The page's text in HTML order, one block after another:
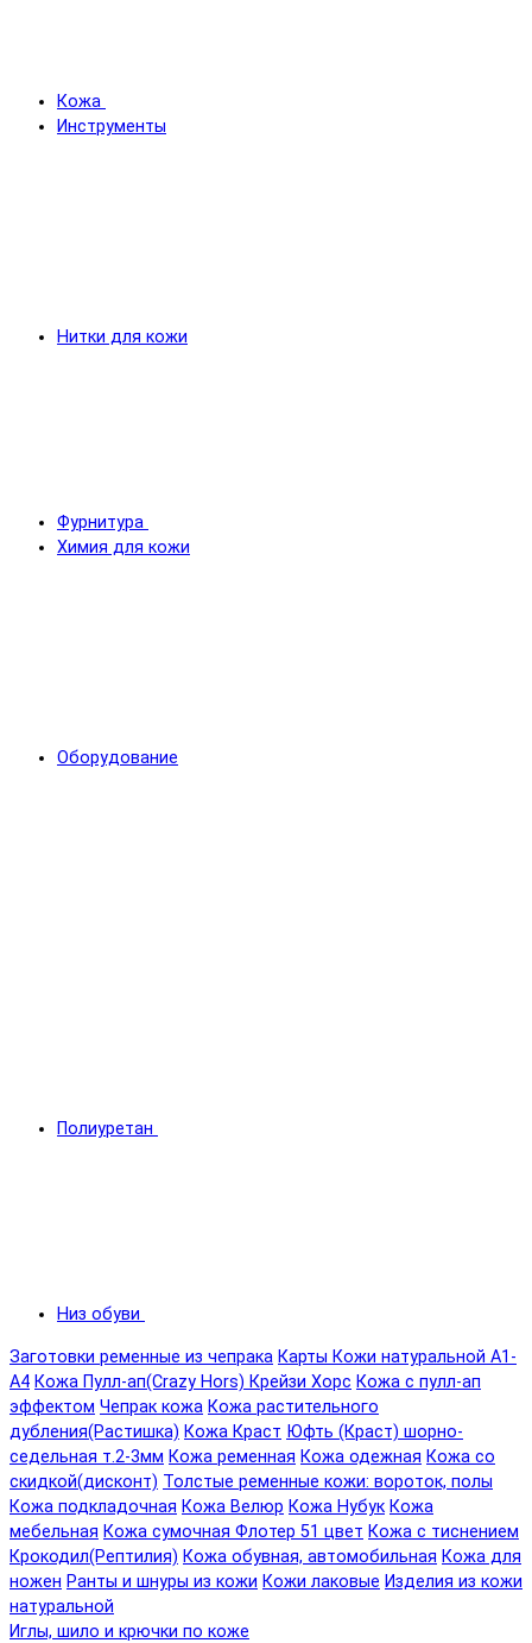
Кожа
Инструменты
Нитки для кожи
Фурнитура
Химия для кожи
Оборудование
Полиуретан
Низ обуви
Заготовки ременные из чепрака Карты Кожи натуральной А1-
А4 Кожа Пулл-ап(Crazy Hors) Крейзи Хорс Кожа с пулл-ап
эффектом Чепрак кожа Кожа растительного
дубления(Растишка) Кожа Краст Юфть (Краст) шорно-
седельная т.2-3мм Кожа ременная Кожа одежная Кожа со
скидкой(дисконт) Толстые ременные кожи: вороток, полы
Кожа подкладочная Кожа Велюр Кожа Нубук Кожа
мебельная Кожа сумочная Флотер 51 цвет Кожа с тиснением
Крокодил(Рептилия) Кожа обувная, автомобильная Кожа для
ножен Ранты и шнуры из кожи Кожи лаковые Изделия из кожи
натуральной
Иглы, шило и крючки по коже